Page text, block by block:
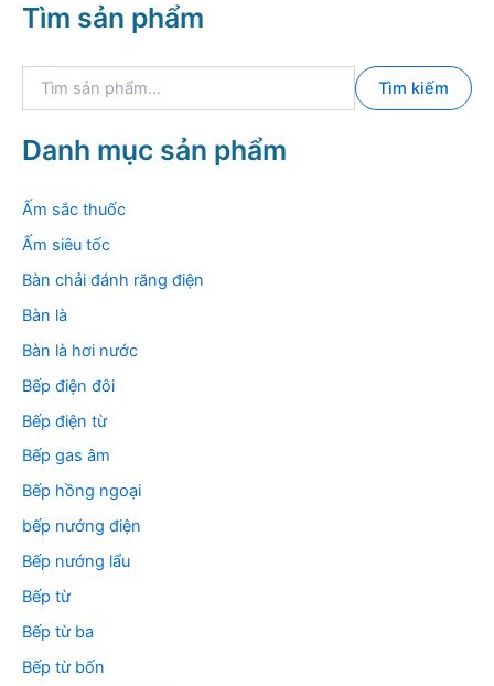
Tìm sản phẩm
k
i
m
Tìm kiếm
Danh mục sản phẩm
Ấm sắc thuốc
Ấm siêu tốc
Bàn chải đánh răng điện
Bàn là
Bàn là hơi nước
Bếp điện đôi
Bếp điện từ
Bếp gas âm
Bếp hồng ngoại
bếp nướng điện
Bếp nướng lẩu
Bếp từ
Bếp từ ba
Bếp từ bốn